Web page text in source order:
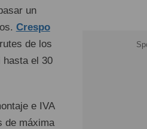
un
Crespo
de los
hasta el 30
e IVA
de máxima